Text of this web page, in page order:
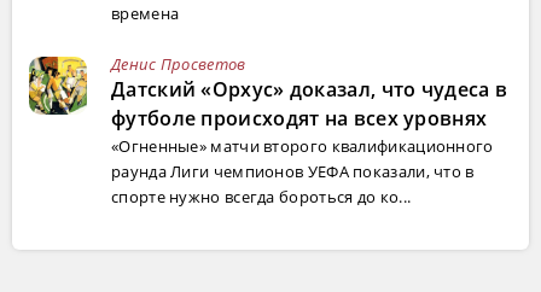
времена
Денис Просветов
Датский «Орхус» доказал, что чудеса в
футболе происходят на всех уровнях
«Огненные» матчи второго квалификационного
раунда Лиги чемпионов УЕФА показали, что в
спорте нужно всегда бороться до ко...